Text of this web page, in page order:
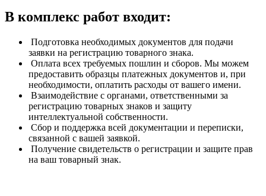
В комплекс работ входит:
Подготовка необходимых документов для подачи
заявки на регистрацию товарного знака.
Оплата всех требуемых пошлин и сборов. Мы можем
предоставить образцы платежных документов и, при
необходимости, оплатить расходы от вашего имени.
Взаимодействие с органами, ответственными за
регистрацию товарных знаков и защиту
интеллектуальной собственности.
Сбор и поддержка всей документации и переписки,
связанной с вашей заявкой.
Получение свидетельств о регистрации и защите прав
на ваш товарный знак.